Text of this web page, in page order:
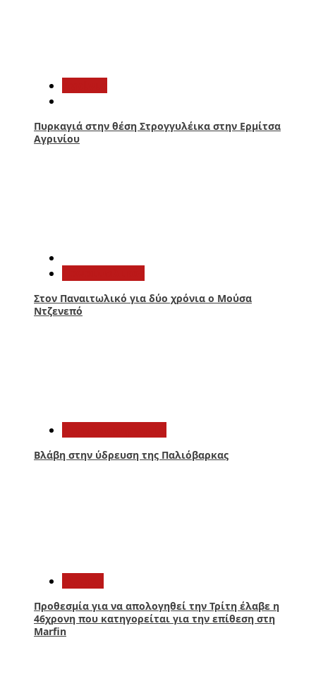
Πυρκαγιά στην θέση Στρογγυλέικα στην Ερμίτσα
Αγρινίου
Στον Παναιτωλικό για δύο χρόνια ο Μούσα
Ντζενεπό
Βλάβη στην ύδρευση της Παλιόβαρκας
Προθεσμία για να απολογηθεί την Τρίτη έλαβε η
46χρονη που κατηγορείται για την επίθεση στη
Marfin